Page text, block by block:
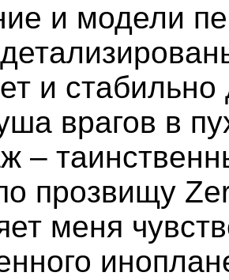
и модели
и
врагов в
–
прозвищу
меня